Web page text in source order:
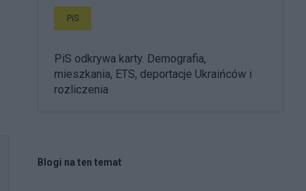
PiS
PiS odkrywa karty. Demografia,
mieszkania, ETS, deportacje Ukraińców i
rozliczenia
Blogi na ten temat